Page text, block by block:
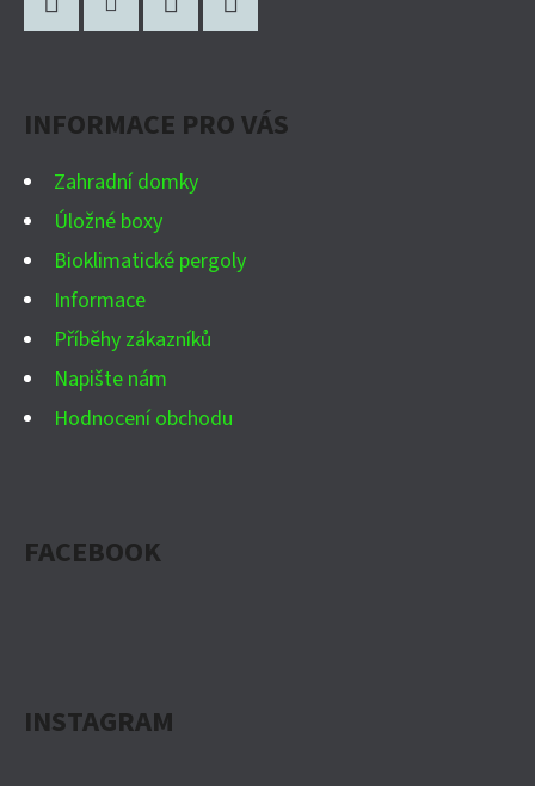
INFORMACE PRO VÁS
Zahradní domky
Úložné boxy
Bioklimatické pergoly
Informace
Příběhy zákazníků
Napište nám
Hodnocení obchodu
FACEBOOK
INSTAGRAM